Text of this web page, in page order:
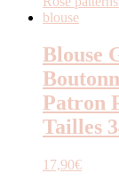
Blouse
Patron
Tailles
17,90€